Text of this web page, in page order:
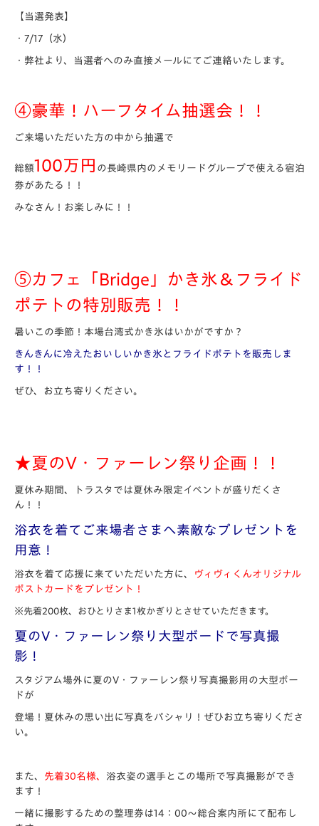
【当選発表 】
・7/17（水）
・弊社より、当選者へのみ直接メールにてご連絡いたします。
④豪華！ハーフタイム抽選会！！
ご来場いただいた方の中から抽選で
総額100万円 の長崎県内のメモリードグループで使える宿泊
券があたる！！
みなさん！お楽しみに！！
⑤カフェ「Bridge」
かき氷＆フライド
ポテトの特別販売！！
暑いこの季節！本場台湾式かき氷はいかがですか？
きんきんに冷えたおいしいかき氷とフライドポテト を販売しま
す ！！
ぜひ、お立ち寄りください。
★夏のV ・ファーレン祭り企画！！
夏休み期間、トラスタでは夏休み限定イベントが盛りだくさ
ん！！
浴衣を着てご来場者さまへ素敵なプレゼントを
用意！
浴衣を着て応援に来ていただいた方に、
ヴィヴィくんオリジナル
ポストカードをプレゼント！
※先着200枚、おひとりさま1枚かぎりとさせていただきます。
夏のV・ファーレン祭り大型ボードで写真撮
影！
スタジアム場外に夏のV・ファーレン祭り写真撮影用の大型ボー
ドが
登場！夏休みの思い出に写真をパシャリ！ぜひお立ち寄りくださ
い。
また、 先着30名様、 浴衣姿の選手とこの場所で写真撮影ができ
ます！
一緒に撮影するための整理券は14：00～総合案内所にて配布し